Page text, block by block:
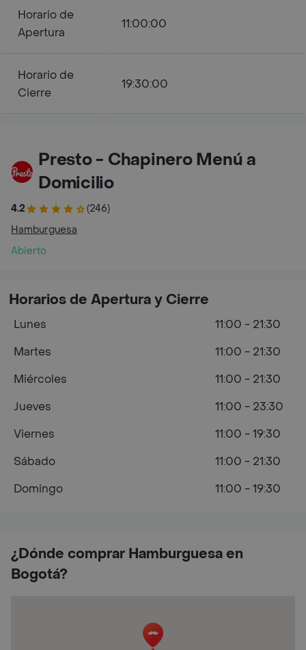
Horario de
Apertura
11:00:00
Horario de
Cierre
19:30:00
Presto - Chapinero Menú a
Domicilio
4.2
(246)
Hamburguesa
Abierto
¿Dónde comprar Hamburguesa en
Bogotá?
Horarios de Apertura y Cierre
Lunes
11:00 - 21:30
Martes
11:00 - 21:30
Miércoles
11:00 - 21:30
Jueves
11:00 - 23:30
Viernes
11:00 - 19:30
Sábado
11:00 - 21:30
Domingo
11:00 - 19:30